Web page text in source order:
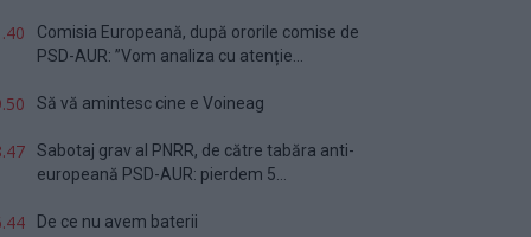
Comisia Europeană, după ororile comise de
PSD-AUR: ”Vom analiza cu atenție...
Să vă amintesc cine e Voineag
Sabotaj grav al PNRR, de către tabăra anti-
europeană PSD-AUR: pierdem 5...
De ce nu avem baterii